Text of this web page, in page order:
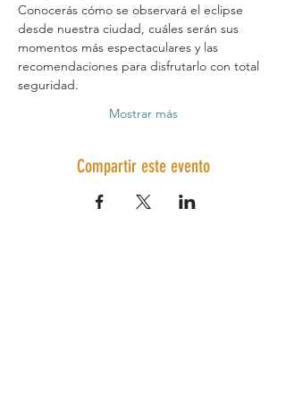
Conocerás cómo se observará el eclipse
desde nuestra ciudad, cuáles serán sus
momentos más espectaculares y las
recomendaciones para disfrutarlo con total
seguridad.
Mostrar más
Compartir este evento